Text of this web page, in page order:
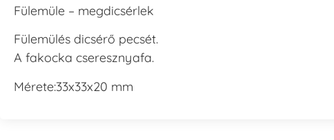
Fülemüle – megdicsérlek
Fülemülés dicsérő pecsét.
A fakocka cseresznyafa.
Mérete:33x33x20 mm